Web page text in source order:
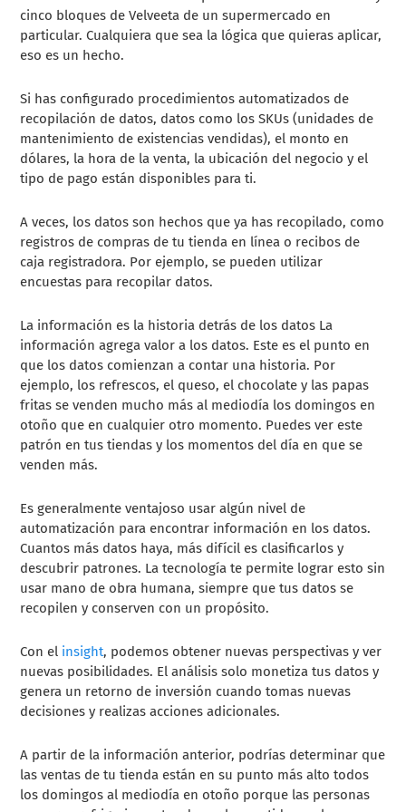
cinco bloques de Velveeta de un supermercado en
particular. Cualquiera que sea la lógica que quieras aplicar,
eso es un hecho.
Si has configurado procedimientos automatizados de
recopilación de datos, datos como los SKUs (unidades de
mantenimiento de existencias vendidas), el monto en
dólares, la hora de la venta, la ubicación del negocio y el
tipo de pago están disponibles para ti.
A veces, los datos son hechos que ya has recopilado, como
registros de compras de tu tienda en línea o recibos de
caja registradora. Por ejemplo, se pueden utilizar
encuestas para recopilar datos.
La información es la historia detrás de los datos La
información agrega valor a los datos. Este es el punto en
que los datos comienzan a contar una historia. Por
ejemplo, los refrescos, el queso, el chocolate y las papas
fritas se venden mucho más al mediodía los domingos en
otoño que en cualquier otro momento. Puedes ver este
patrón en tus tiendas y los momentos del día en que se
venden más.
Es generalmente ventajoso usar algún nivel de
automatización para encontrar información en los datos.
Cuantos más datos haya, más difícil es clasificarlos y
descubrir patrones. La tecnología te permite lograr esto sin
usar mano de obra humana, siempre que tus datos se
recopilen y conserven con un propósito.
Con el insight, podemos obtener nuevas perspectivas y ver
nuevas posibilidades. El análisis solo monetiza tus datos y
genera un retorno de inversión cuando tomas nuevas
decisiones y realizas acciones adicionales.
A partir de la información anterior, podrías determinar que
las ventas de tu tienda están en su punto más alto todos
los domingos al mediodía en otoño porque las personas